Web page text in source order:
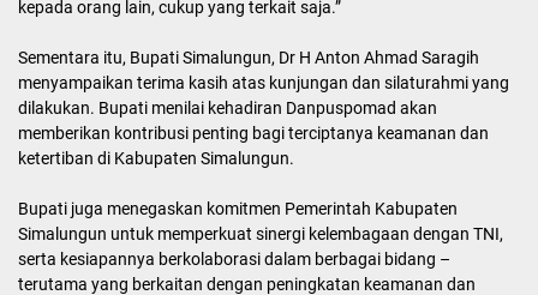
kepada orang lain, cukup yang terkait saja.”
Sementara itu, Bupati Simalungun, Dr H Anton Ahmad Saragih
menyampaikan terima kasih atas kunjungan dan silaturahmi yang
dilakukan. Bupati menilai kehadiran Danpuspomad akan
memberikan kontribusi penting bagi terciptanya keamanan dan
ketertiban di Kabupaten Simalungun.
Bupati juga menegaskan komitmen Pemerintah Kabupaten
Simalungun untuk memperkuat sinergi kelembagaan dengan TNI,
serta kesiapannya berkolaborasi dalam berbagai bidang –
terutama yang berkaitan dengan peningkatan keamanan dan